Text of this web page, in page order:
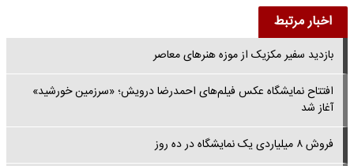
اخبار مرتبط
بازدید سفیر مکزیک از موزه هنرهای معاصر
افتتاح نمایشگاه عکس فیلم‌های احمدرضا درویش؛ «سرزمین خورشید»
آغاز شد
فروش ۸ میلیاردی یک نمایشگاه در ده روز